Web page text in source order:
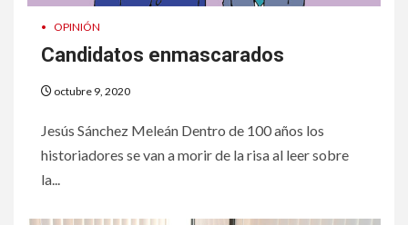
• OPINIÓN
Candidatos enmascarados
octubre 9, 2020
Jesús Sánchez Meleán Dentro de 100 años los
historiadores se van a morir de la risa al leer sobre
la...